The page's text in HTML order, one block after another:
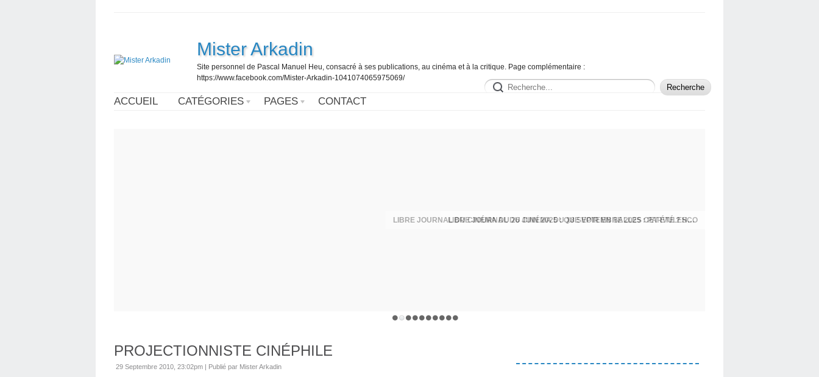
Mister Arkadin
Site personnel de Pascal Manuel Heu, consacré à ses publications, au cinéma et à la critique. Page complémentaire :
https://www.facebook.com/Mister-Arkadin-1041074065975069/
ACCUEIL CATÉGORIES PAGES CONTACT
LIBRE JOURNAL DU CINÉMA DU 26 JUIN 2025 : QUE VOIR EN SALLES CET ÉTÉ ? HOMMAGE À MARCEL OPHULS
PROJECTIONNISTE CINÉPHILE
29 Septembre 2010, 23:02pm | Publié par Mister Arkadin